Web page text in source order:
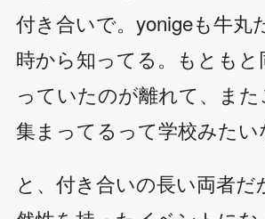
付き合いで。yonigeも牛丸
時から知ってる。もとも
っていたのが離れて、ま
集まってるって学校みたい
と、付き合いの長い両者